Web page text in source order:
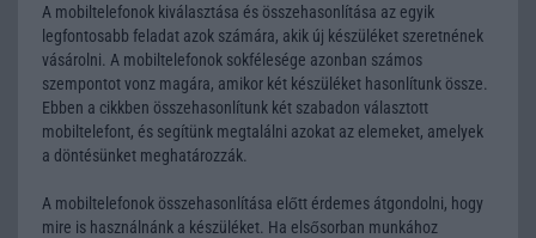
A mobiltelefonok kiválasztása és összehasonlítása az egyik
legfontosabb feladat azok számára, akik új készüléket szeretnének
vásárolni. A mobiltelefonok sokfélesége azonban számos
szempontot vonz magára, amikor két készüléket hasonlítunk össze.
Ebben a cikkben összehasonlítunk két szabadon választott
mobiltelefont, és segítünk megtalálni azokat az elemeket, amelyek
a döntésünket meghatározzák.
A mobiltelefonok összehasonlítása előtt érdemes átgondolni, hogy
mire is használnánk a készüléket. Ha elsősorban munkához